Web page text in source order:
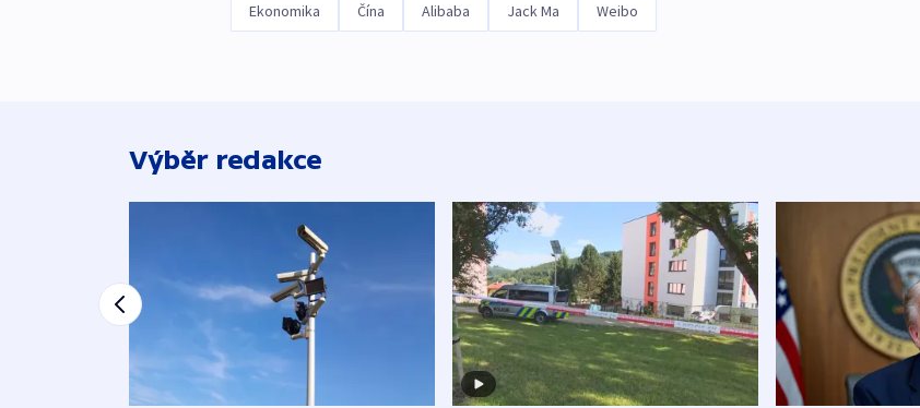
Ekonomika Čína Alibaba Jack Ma Weibo
Výběr redakce